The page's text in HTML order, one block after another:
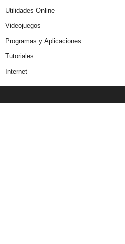
Utilidades Online
Videojuegos
Programas y Aplicaciones
Tutoriales
Internet